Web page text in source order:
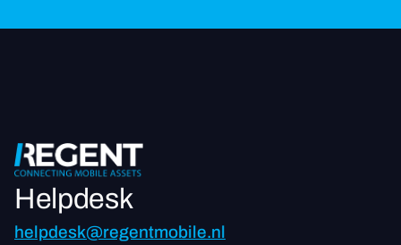
Helpdesk
helpdesk@regentmobile.nl